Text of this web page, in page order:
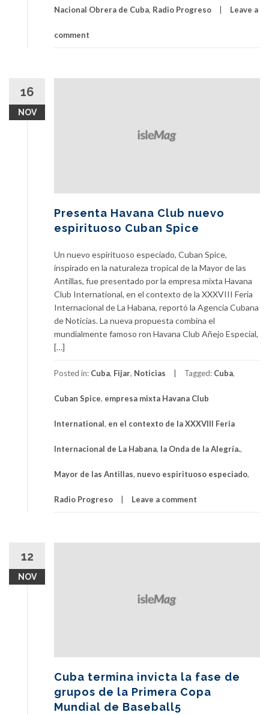
Nacional Obrera de Cuba, Radio Progreso Leave a
comment
16
NOV
Presenta Havana Club nuevo
espirituoso Cuban Spice
Un nuevo espirituoso especiado, Cuban Spice,
inspirado en la naturaleza tropical de la Mayor de las
Antillas, fue presentado por la empresa mixta Havana
Club International, en el contexto de la XXXVIII Feria
Internacional de La Habana, reportó la Agencia Cubana
de Noticias. La nueva propuesta combina el
mundialmente famoso ron Havana Club Añejo Especial,
[…]
Posted in: Cuba, Fijar, Noticias Tagged: Cuba,
Cuban Spice, empresa mixta Havana Club
International, en el contexto de la XXXVIII Feria
Internacional de La Habana, la Onda de la Alegría.,
Mayor de las Antillas, nuevo espirituoso especiado,
Radio Progreso Leave a comment
12
NOV
Cuba termina invicta la fase de
grupos de la Primera Copa
Mundial de Baseball5